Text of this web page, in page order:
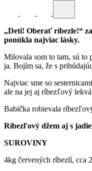
„Deti! Oberať ríbezle!“
ponúkla najviac lásky.
Milovala som to tam, sú to
ja. Bojím sa, že s
Najviac sme so
ale na jej aj ríbezľový
Babička robievala
Ríbezľový džem aj s
SUROVINY
4kg červených ríbezlí, cca